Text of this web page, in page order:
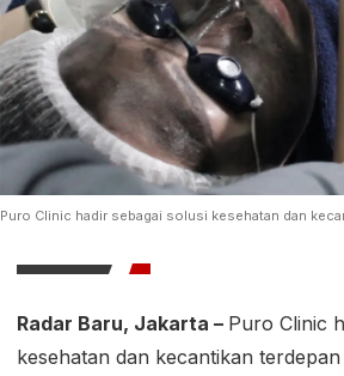
Puro Clinic hadir sebagai solusi kesehatan dan
Radar Baru, Jakarta – Puro Clinic
kesehatan dan kecantikan